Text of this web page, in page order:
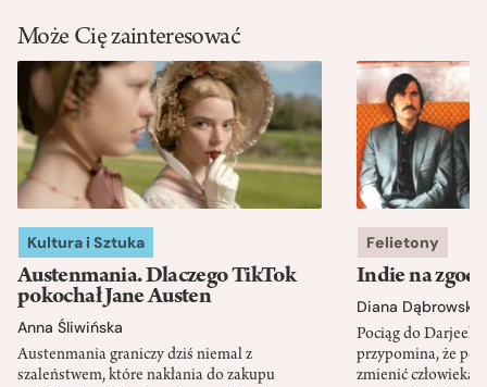
Może Cię zainteresować
Kultura i Sztuka
Austenmania. Dlaczego TikTok
pokochał Jane Austen
Anna Śliwińska
Austenmania graniczy dziś niemal z
szaleństwem, które nakłania do zakupu
Felietony
Indie na
Diana Dąbrowska
Pociąg do
przypomina, że
zmienić człowieka